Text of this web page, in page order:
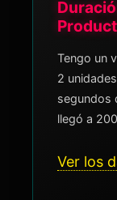
Tengo un
2
segundos
llegó a
Ver los